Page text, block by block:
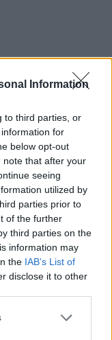
Information
to third parties, or
for
below opt-out
note that after your
seeing
utilized by
parties prior to
of the further
third parties on the
information may
the IAB’s List of
disclose it to other
or more Google
είναι
εμφανίσθηκε
με την